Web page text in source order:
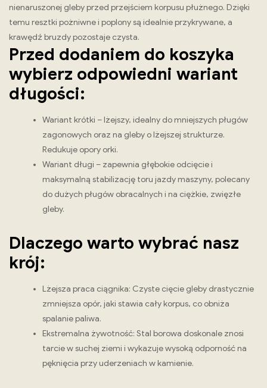
nienaruszonej gleby przed przejściem korpusu płużnego. Dzięki
temu resztki pożniwne i poplony są idealnie przykrywane, a
krawędź bruzdy pozostaje czysta.
Przed dodaniem do koszyka
wybierz odpowiedni wariant
długości:
Wariant krótki – lżejszy, idealny do mniejszych pługów
zagonowych oraz na gleby o lżejszej strukturze.
Redukuje opory orki.
Wariant długi – zapewnia głębokie odcięcie i
maksymalną stabilizację toru jazdy maszyny, polecany
do dużych pługów obracalnych i na ciężkie, zwięzłe
gleby.
Dlaczego warto wybrać nasz
krój:
Lżejsza praca ciągnika: Czyste cięcie gleby drastycznie
zmniejsza opór, jaki stawia cały korpus, co obniża
spalanie paliwa.
Ekstremalna żywotność: Stal borowa doskonale znosi
tarcie w suchej ziemi i wykazuje wysoką odporność na
pęknięcia przy uderzeniach w kamienie.